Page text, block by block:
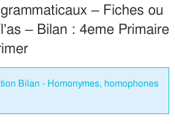
– Fiches ou
– Bilan : 4eme Primaire
Bilan - Homonymes, homophones